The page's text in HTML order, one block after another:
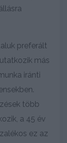
preferált
más
iránti
több
a 45 év
ez az